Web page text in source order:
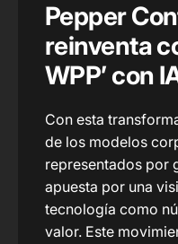
Pepper
reinventa
WPP’ con
Con esta
de los modelos
representados por
apuesta por una
tecnología como
valor. Este